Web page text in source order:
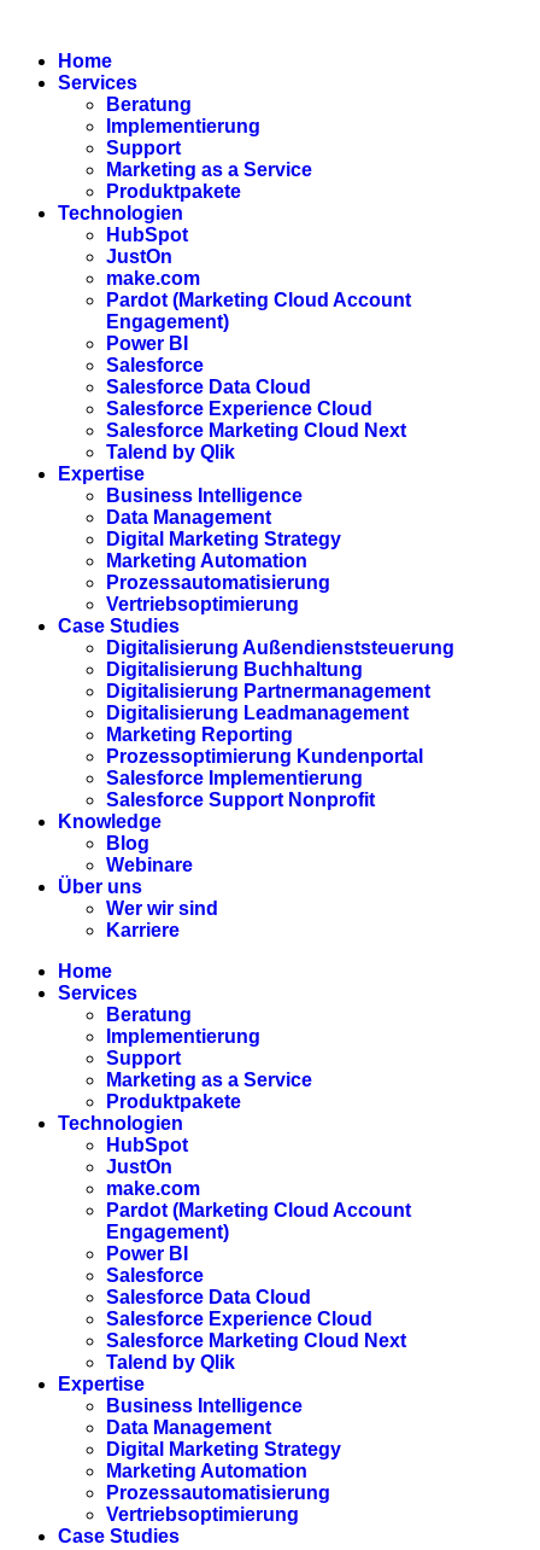
wechseln
Home
Services
Beratung
Implementierung
Support
Marketing as a Service
Produktpakete
Technologien
HubSpot
JustOn
make.com
Pardot (Marketing Cloud Account
Engagement)
Power BI
Salesforce
Salesforce Data Cloud
Salesforce Experience Cloud
Salesforce Marketing Cloud Next
Talend by Qlik
Expertise
Business Intelligence
Data Management
Digital Marketing Strategy
Marketing Automation
Prozessautomatisierung
Vertriebsoptimierung
Case Studies
Digitalisierung Außendienststeuerung
Digitalisierung Buchhaltung
Digitalisierung Partnermanagement
Digitalisierung Leadmanagement
Marketing Reporting
Prozessoptimierung Kundenportal
Salesforce Implementierung
Salesforce Support Nonprofit
Knowledge
Blog
Webinare
Über uns
Wer wir sind
Karriere
Home
Services
Beratung
Implementierung
Support
Marketing as a Service
Produktpakete
Technologien
HubSpot
JustOn
make.com
Pardot (Marketing Cloud Account
Engagement)
Power BI
Salesforce
Salesforce Data Cloud
Salesforce Experience Cloud
Salesforce Marketing Cloud Next
Talend by Qlik
Expertise
Business Intelligence
Data Management
Digital Marketing Strategy
Marketing Automation
Prozessautomatisierung
Vertriebsoptimierung
Case Studies